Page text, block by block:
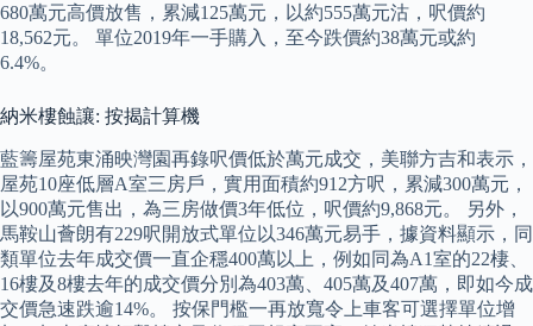
680萬元高價放售，累減125萬元，以約555萬元沽，呎價約
18,562元。 單位2019年一手購入，至今跌價約38萬元或約
6.4%。
納米樓蝕讓: 按揭計算機
藍籌屋苑東涌映灣園再錄呎價低於萬元成交，美聯方吉和表示，
屋苑10座低層A室三房戶，實用面積約912方呎，累減300萬元，
以900萬元售出，為三房做價3年低位，呎價約9,868元。 另外，
馬鞍山薈朗有229呎開放式單位以346萬元易手，據資料顯示，同
類單位去年成交價一直企穩400萬以上，例如同為A1室的22棲、
16樓及8樓去年的成交價分別為403萬、405萬及407萬，即如今成
交價急速跌逾14%。 按保門檻一再放寬令上車客可選擇單位增